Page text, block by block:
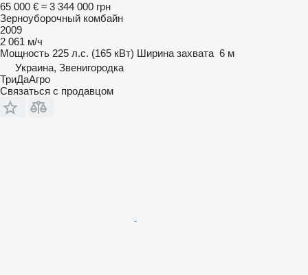
65 000 € ≈ 3 344 000 грн
Зерноуборочный комбайн
2009
2 061 м/ч
Мощность 225 л.с. (165 кВт) Ширина захвата 6 м
Украина, Звенигородка
ТриДаАгро
Связаться с продавцом